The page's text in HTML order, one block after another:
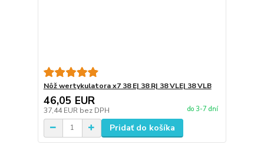
Nôž wertykulatora x7 38 E| 38 R| 38 VLE| 38 VLB
46,05 EUR
37,44 EUR bez DPH do 3-7 dní
Pridať do košíka